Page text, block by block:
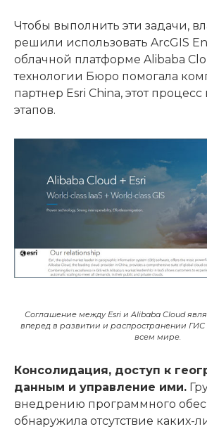
Чтобы выполнить эти задачи,
решили использовать ArcGIS
облачной платформе Alibaba
технологии Бюро помогала
партнер Esri China, этот
этапов.
Соглашение между Esri и Alibaba Cloud
вперед в развитии и распространении ГИС
всем мире.
Консолидация, доступ к
данным и управление ими.
внедрению программного
обнаружила отсутствие каких-